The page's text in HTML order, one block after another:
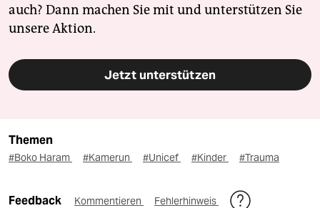
auch? Dann machen Sie mit und unterstützen Sie
unsere Aktion.
Jetzt unterstützen
Themen
#Boko Haram #Kamerun #Unicef #Kinder #Trauma
Feedback Kommentieren Fehlerhinweis